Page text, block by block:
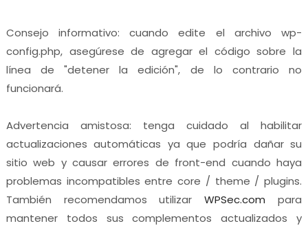
Consejo informativo: cuando edite el archivo wp-
config.php, asegúrese de agregar el código sobre la
línea de "detener la edición", de lo contrario no
funcionará.
Advertencia amistosa: tenga cuidado al habilitar
actualizaciones automáticas ya que podría dañar su
sitio web y causar errores de front-end cuando haya
problemas incompatibles entre core / theme / plugins.
También recomendamos utilizarWPSec.com para
mantener todos sus complementos actualizados y